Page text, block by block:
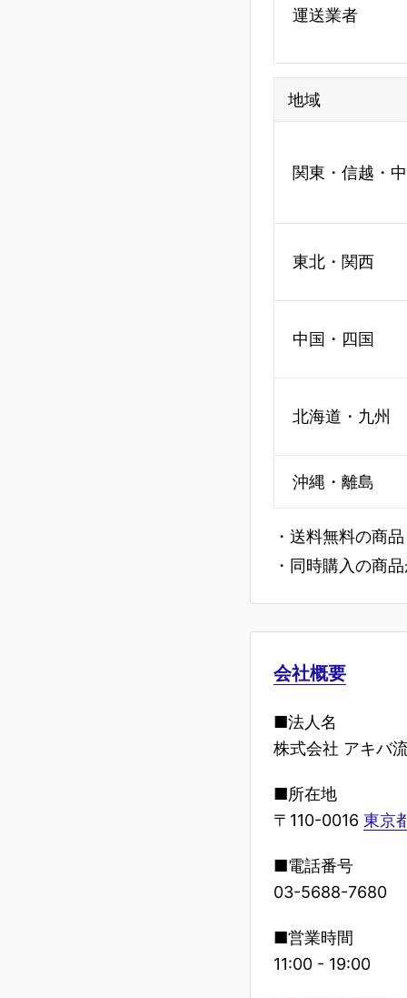
運送業者
地域
関東・信越・
東北・関西
中国・四国
北海道・九州
沖縄・離島
・送料無料の商
・同時購入の商
会社概要
■法人名
株式会社 アキバ
■所在地
〒110-0016 東京
■電話番号
03-5688-7680
■営業時間
11:00 - 19:00